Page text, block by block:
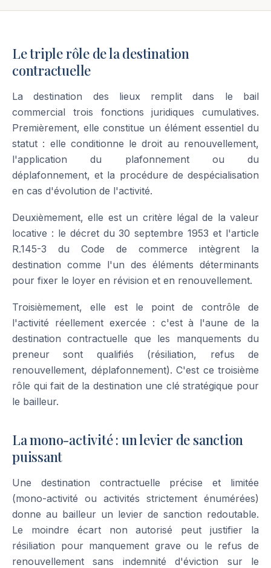
Le triple rôle de la destination
contractuelle
La destination des lieux remplit dans le bail
commercial trois fonctions juridiques cumulatives.
Premièrement, elle constitue un élément essentiel du
statut : elle conditionne le droit au renouvellement,
l'application du plafonnement ou du
déplafonnement, et la procédure de despécialisation
en cas d'évolution de l'activité.
Deuxièmement, elle est un critère légal de la valeur
locative : le décret du 30 septembre 1953 et l'article
R.145-3 du Code de commerce intègrent la
destination comme l'un des éléments déterminants
pour fixer le loyer en révision et en renouvellement.
Troisièmement, elle est le point de contrôle de
l'activité réellement exercée : c'est à l'aune de la
destination contractuelle que les manquements du
preneur sont qualifiés (résiliation, refus de
renouvellement, déplafonnement). C'est ce troisième
rôle qui fait de la destination une clé stratégique pour
le bailleur.
La mono-activité : un levier de sanction
puissant
Une destination contractuelle précise et limitée
(mono-activité ou activités strictement énumérées)
donne au bailleur un levier de sanction redoutable.
Le moindre écart non autorisé peut justifier la
résiliation pour manquement grave ou le refus de
renouvellement sans indemnité d'éviction sur le